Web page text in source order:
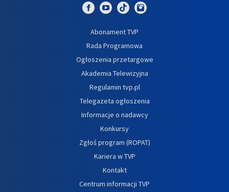
Abonament TVP
Rada Programowa
Ogłoszenia przetargowe
Akademia Telewizyjna
Regulamin tvp.pl
Telegazeta ogłoszenia
Informacje o nadawcy
Konkursy
Zgłoś program (ROPAT)
Kariera w TVP
Kontakt
Centrum informacji TVP